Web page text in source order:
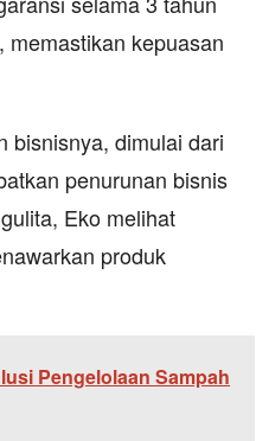
kepuasan
bisnisnya, dimulai dari
penurunan bisnis
Eko melihat
produk
Pengelolaan Sampah